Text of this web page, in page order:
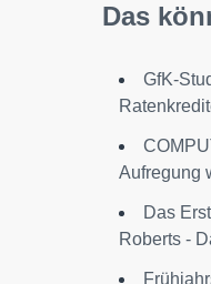
Das
GfK-
Aufregung
Das
Roberts -